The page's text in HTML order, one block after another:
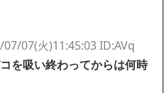
07/07(火)11:45:03 ID:AVq
を吸い終わってからは何時